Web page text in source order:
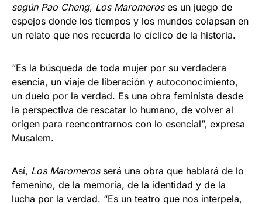
según Pao Cheng, Los Maromeroses un juego de
espejos donde los tiempos y los mundos colapsan en
un relato que nos recuerda lo cíclico de la historia.
“Es la búsqueda de toda mujer por su verdadera
esencia, un viaje de liberación y autoconocimiento,
un duelo por la verdad. Es una obra feminista desde
la perspectiva de rescatar lo humano, de volver al
origen para reencontrarnos con lo esencial”, expresa
Musalem.
Así, Los Maromerosserá una obra que hablará de lo
femenino, de la memoria, de la identidad y de la
lucha por la verdad. “Es un teatro que nos interpela,